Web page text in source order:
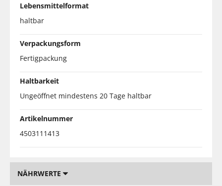
Lebensmittelformat
haltbar
Verpackungsform
Fertigpackung
Haltbarkeit
Ungeöffnet mindestens 20 Tage haltbar
Artikelnummer
4503111413
NÄHRWERTE